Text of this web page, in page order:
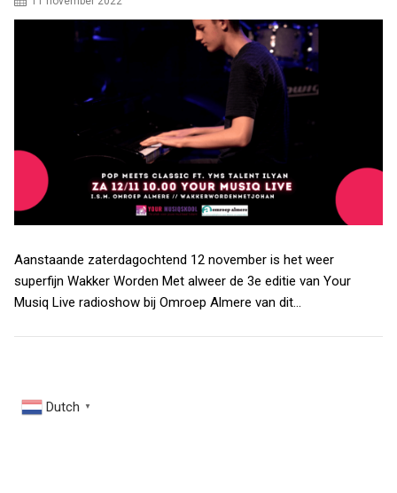
Aanstaande zaterdagochtend 12 november is het weer
superfijn Wakker Worden Met alweer de 3e editie van Your
Musiq Live radioshow bij Omroep Almere van dit…
Dutch ▼